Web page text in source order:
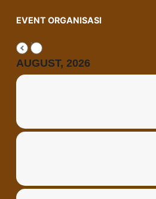
EVENT ORGANISASI
AUGUST, 2026